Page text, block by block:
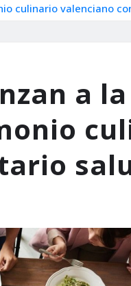
culinario valenciano
a la